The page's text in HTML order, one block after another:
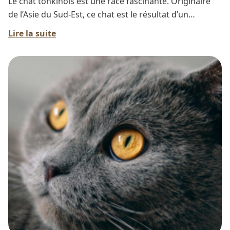
de l’Asie du Sud-Est, ce chat est le résultat d’un
croisement entre le chat siamois et le burmese, ce qui
lui confère une apparence élégante et un caractère
exceptionnel. Sa popularité ne cesse de croître grâce à
ses nombreuses qualités, faisant de lui un compagnon
de choix pour les familles et les amoureux des chats.
Lire la suite